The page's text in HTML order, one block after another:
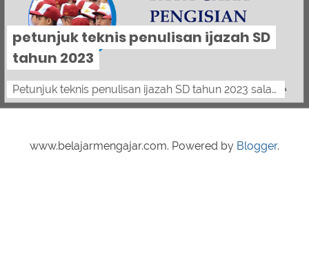
petunjuk teknis penulisan ijazah SD
tahun 2023
Petunjuk teknis penulisan ijazah SD tahun 2023 salam pendidik, berikut petunjuk teknis penulisan ijazah SD tahun 2023 BERDASARKAN PERATUR...
www.belajarmengajar.com. Powered by Blogger.